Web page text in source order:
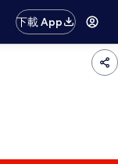
下載 App